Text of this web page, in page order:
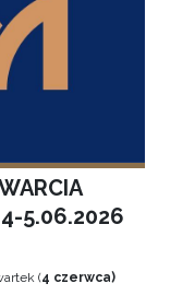
5.06.2026
(4 czerwca)